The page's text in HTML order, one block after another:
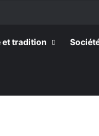
et tradition